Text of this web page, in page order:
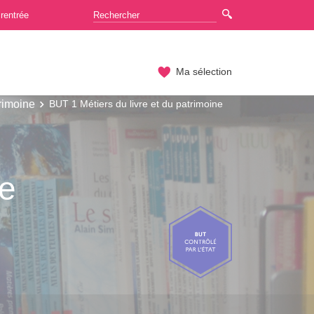
Ma sélection
BUT 1 Métiers du livre et du patrimoine